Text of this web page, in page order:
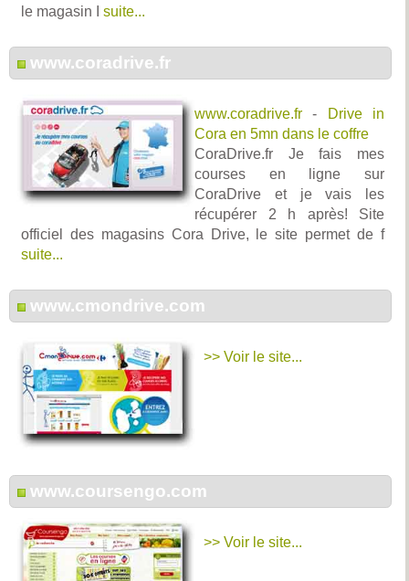
le magasin I suite...
www.coradrive.fr
www.coradrive.fr -
Drive in
Cora en 5mn dans le coffre
CoraDrive.fr Je fais mes
courses en ligne sur
CoraDrive et je vais les
récupérer 2 h après! Site
officiel des magasins Cora Drive, le site permet de f
suite...
www.cmondrive.com
>> Voir le site...
www.coursengo.com
>> Voir le site...